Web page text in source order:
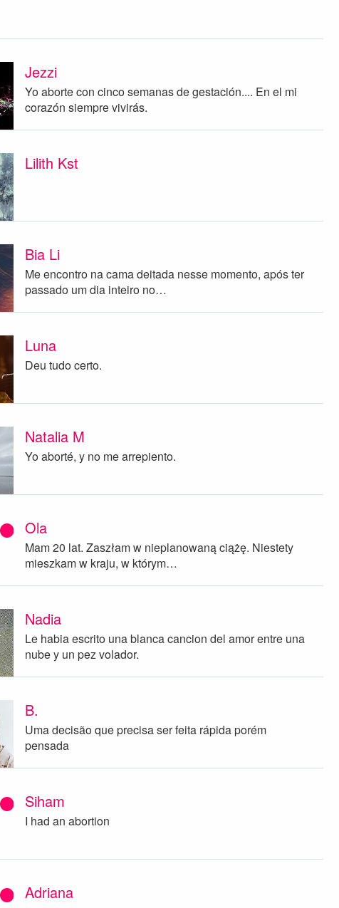
Jezzi
Yo aborte con cinco semanas de gestación.... En el mi
corazón siempre vivirás.
Lilith Kst
Bia Li
Me encontro na cama deitada nesse momento, após ter
passado um dia inteiro no…
Luna
Deu tudo certo.
Natalia M
Yo aborté, y no me arrepiento.
Ola
Mam 20 lat. Zaszłam w nieplanowaną ciążę. Niestety
mieszkam w kraju, w którym…
Nadia
Le habia escrito una blanca cancion del amor entre una
nube y un pez volador.
B.
Uma decisão que precisa ser feita rápida porém
pensada
Siham
I had an abortion
Adriana